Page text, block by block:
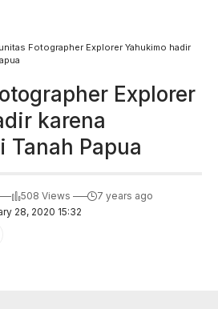
Fotographer Explorer Yahukimo hadir
Explorer
karena
Tanah Papua
28, 2020 15:32
508 Views 7 years ago